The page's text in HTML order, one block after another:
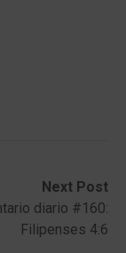
Next Post
diario #160:
Filipenses 4:6